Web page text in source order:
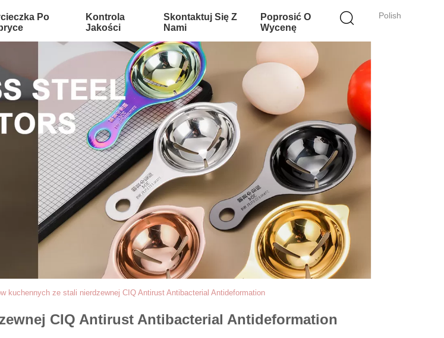
Polish
Po
Kontrola
Jakości
Skontaktuj Się Z
Nami
Poprosić O
Wycenę
kuchennych ze stali nierdzewnej CIQ Antirust Antibacterial Antideformation
CIQ Antirust Antibacterial Antideformation